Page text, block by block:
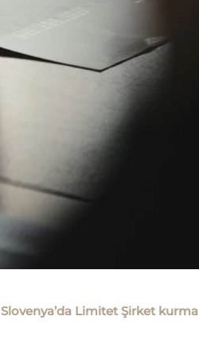
Slovenya’da Limitet Şirket kurma